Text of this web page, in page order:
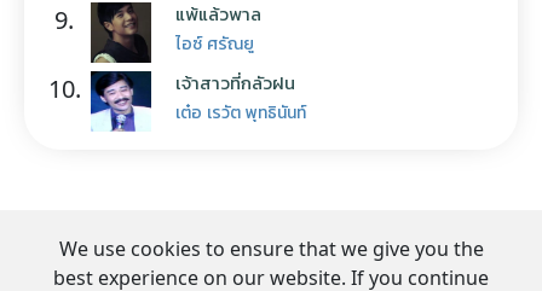
9. แพ้แล้วพาล
ไอซ์ ศรัณยู
10. เจ้าสาวที่กลัวฝน
เต๋อ เรวัต พุทธินันท์
We use cookies to ensure that we give you the
best experience on our website. If you continue